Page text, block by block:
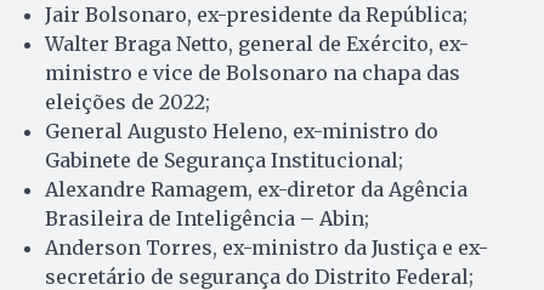
Jair Bolsonaro, ex-presidente da República;
Walter Braga Netto, general de Exército, ex-
ministro e vice de Bolsonaro na chapa das
eleições de 2022;
General Augusto Heleno, ex-ministro do
Gabinete de Segurança Institucional;
Alexandre Ramagem, ex-diretor da Agência
Brasileira de Inteligência – Abin;
Anderson Torres, ex-ministro da Justiça e ex-
secretário de segurança do Distrito Federal;